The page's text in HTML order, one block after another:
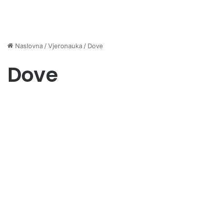
Naslovna /Vjeronauka / Dove
Dove